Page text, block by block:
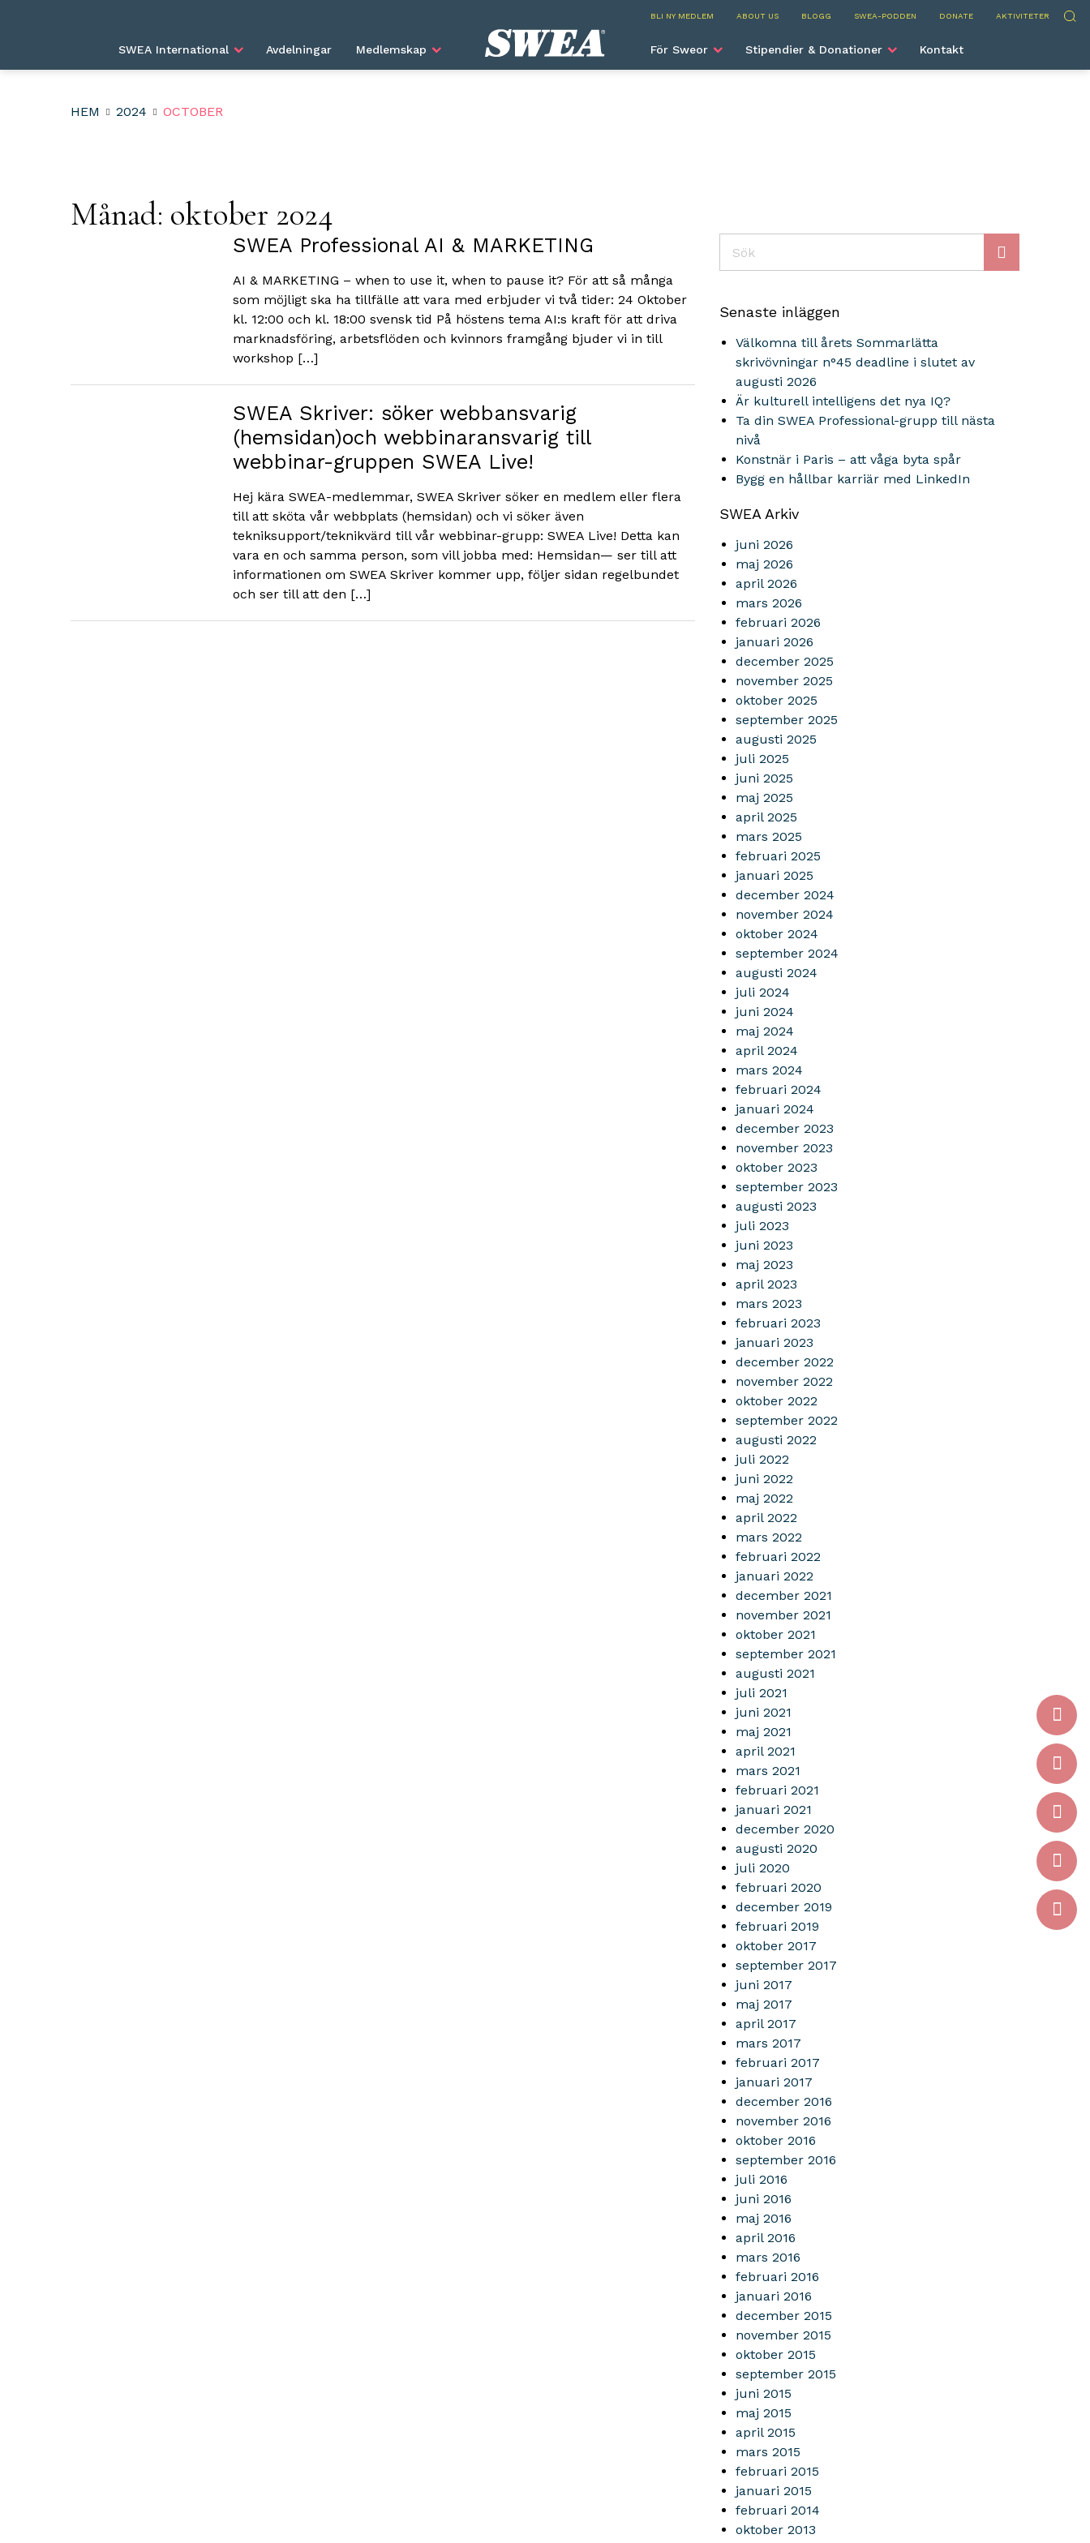
BLI NY MEDLEM ABOUT US BLOGG SWEA-PODDEN DONATE AKTIVITETER Sök
SWEA International
SWEA International Avdelningar Medlemskap För Sweor Stipendier & Donationer Kontakt
HEM 2024 OCTOBER
Månad: oktober 2024
SWEA Professional AI & MARKETING
AI & MARKETING – when to use it, when to pause it? För att så många
som möjligt ska ha tillfälle att vara med erbjuder vi två tider: 24 Oktober
kl. 12:00 och kl. 18:00 svensk tid På höstens tema AI:s kraft för att driva
marknadsföring, arbetsflöden och kvinnors framgång bjuder vi in till
workshop […]
SWEA Skriver: söker webbansvarig
(hemsidan)och webbinaransvarig till
webbinar-gruppen SWEA Live!
Hej kära SWEA-medlemmar, SWEA Skriver söker en medlem eller flera
till att sköta vår webbplats (hemsidan) och vi söker även
tekniksupport/teknikvärd till vår webbinar-grupp: SWEA Live! Detta kan
vara en och samma person, som vill jobba med: Hemsidan— ser till att
informationen om SWEA Skriver kommer upp, följer sidan regelbundet
och ser till att den […]
Senaste inläggen
Välkomna till årets Sommarlätta
skrivövningar n°45 deadline i slutet av
augusti 2026
Är kulturell intelligens det nya IQ?
Ta din SWEA Professional-grupp till nästa
nivå
Konstnär i Paris – att våga byta spår
Bygg en hållbar karriär med LinkedIn
SWEA Arkiv
juni 2026
maj 2026
april 2026
mars 2026
februari 2026
januari 2026
december 2025
november 2025
oktober 2025
september 2025
augusti 2025
juli 2025
juni 2025
maj 2025
april 2025
mars 2025
februari 2025
januari 2025
december 2024
november 2024
oktober 2024
september 2024
augusti 2024
juli 2024
juni 2024
maj 2024
april 2024
mars 2024
februari 2024
januari 2024
december 2023
november 2023
oktober 2023
september 2023
augusti 2023
juli 2023
juni 2023
maj 2023
april 2023
mars 2023
februari 2023
januari 2023
december 2022
november 2022
oktober 2022
september 2022
augusti 2022
juli 2022
juni 2022
maj 2022
april 2022
mars 2022
februari 2022
januari 2022
december 2021
november 2021
oktober 2021
september 2021
augusti 2021
juli 2021
juni 2021
maj 2021
april 2021
mars 2021
februari 2021
januari 2021
december 2020
augusti 2020
juli 2020
februari 2020
december 2019
februari 2019
oktober 2017
september 2017
juni 2017
maj 2017
april 2017
mars 2017
februari 2017
januari 2017
december 2016
november 2016
oktober 2016
september 2016
juli 2016
juni 2016
maj 2016
april 2016
mars 2016
februari 2016
januari 2016
december 2015
november 2015
oktober 2015
september 2015
juni 2015
maj 2015
april 2015
mars 2015
februari 2015
januari 2015
februari 2014
oktober 2013